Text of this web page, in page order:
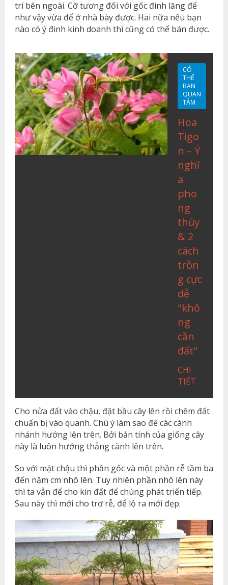
trí bên ngoài. Cỡ tương đối với gốc đinh lăng để
như vậy vừa để ở nhà bày được. Hai nữa nếu bạn
nào có ý đinh kinh doanh thì cũng có thể bán được.
CÓ
THỂ
BẠN
QUAN
TÂM
Hoa
Tigo
n – Ý
nghĩ
a
pho
ng
thủy
& 2
cách
trồn
g cực
dễ
"khô
ng
cần
đất"
CHI
TIẾT
Cho nửa đất vào chậu, đặt bầu cây lên rồi chêm đất
chuẩn bị vào quanh. Chú ý làm sao để các cành
nhánh hướng lên trên. Bởi bản tính của giống cây
này là luôn hướng thẳng cành lên trên.
So với mặt chậu thì phần gốc và một phần rễ tầm ba
đến năm cm nhô lên. Tuy nhiên phần nhô lên này
thì ta vẫn để cho kín đất để chúng phát triển tiếp.
Sau này thì mới cho trơ rễ, để lộ ra mới đẹp.